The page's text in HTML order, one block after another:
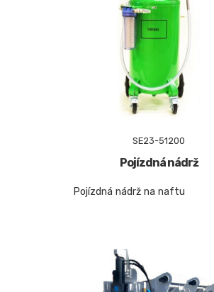
SE23-51200
Pojízdná nádrž
Pojízdná nádrž na naftu